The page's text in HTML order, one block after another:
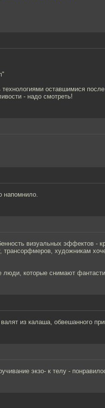
оставшимися
- надо смотреть!
напомнило.
визуальных эффектов -
художникам
люди, которые снимают
из калаша, обвешанного
экзо- к телу -